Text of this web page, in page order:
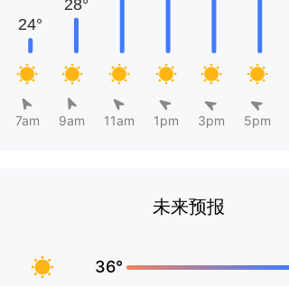
7am 9am 11am 1pm 3pm 5pm
未来预报
36°